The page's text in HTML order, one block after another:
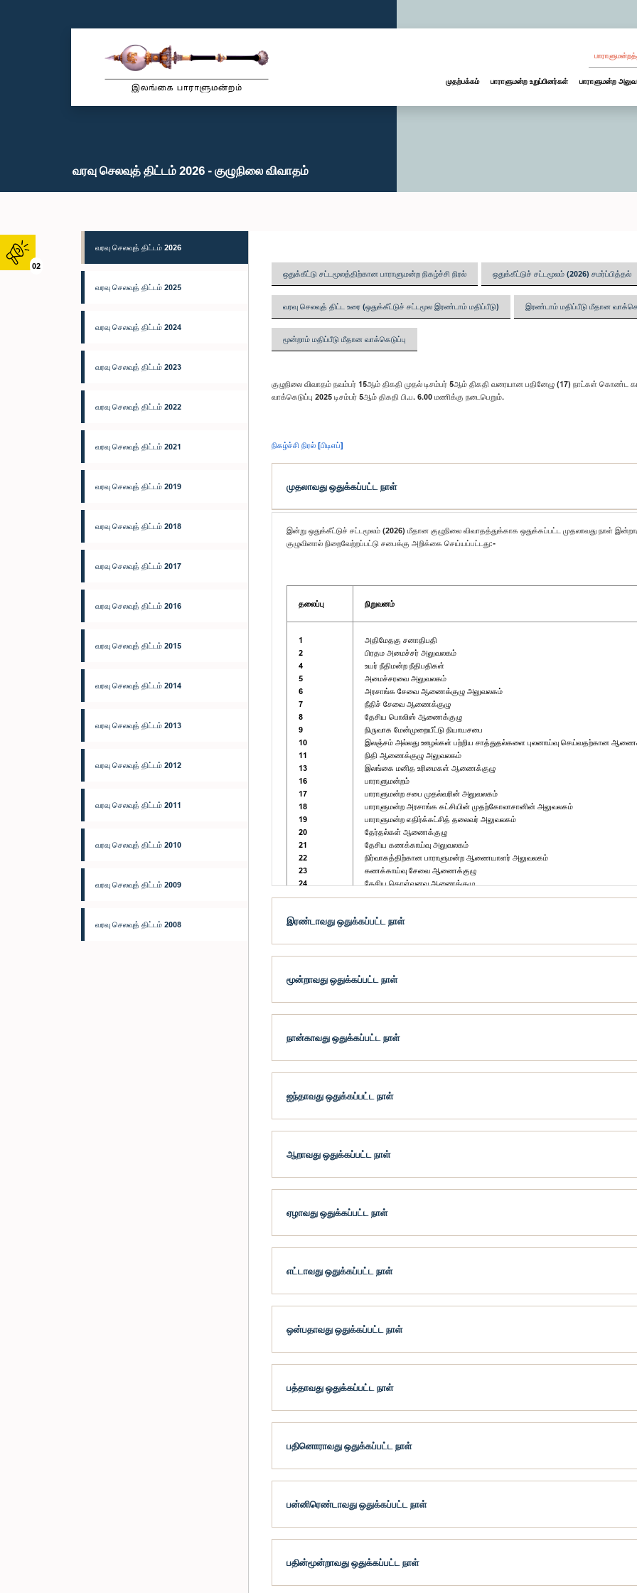
02
முதற்பக்கம் பாராளுமன்ற உறுப்பினர்கள் பாராளுமன்ற
வரவு செலவுத் திட்டம் 2026 - குழுநிலை விவாதம்
வரவு செலவுத் திட்டம் 2026
வரவு செலவுத் திட்டம் 2025
வரவு செலவுத் திட்டம் 2024
வரவு செலவுத் திட்டம் 2023
வரவு செலவுத் திட்டம் 2022
வரவு செலவுத் திட்டம் 2021
வரவு செலவுத் திட்டம் 2019
வரவு செலவுத் திட்டம் 2018
வரவு செலவுத் திட்டம் 2017
வரவு செலவுத் திட்டம் 2016
வரவு செலவுத் திட்டம் 2015
வரவு செலவுத் திட்டம் 2014
வரவு செலவுத் திட்டம் 2013
வரவு செலவுத் திட்டம் 2012
வரவு செலவுத் திட்டம் 2011
வரவு செலவுத் திட்டம் 2010
வரவு செலவுத் திட்டம் 2009
வரவு செலவுத் திட்டம் 2008
ஒதுக்கீட்டு சட்டமூலத்திற்கான பாராளுமன்ற நிகழ்ச்சி நிரல் ஒதுக்கீட்டுச் சட்டமூலம் (2026) சமர்ப்பித்தல்
வரவு செலவுத் திட்ட உரை (ஒதுக்கீட்டுச் சட்டமூல இரண்டாம் மதிப்பீடு) இரண்டாம் மதிப்பீடு மீதான
மூன்றாம் மதிப்பீடு மீதான வாக்கெடுப்பு
குழுநிலை விவாதம் நவம்பர் 15ஆம் திகதி முதல் டிசம்பர் 5ஆம் திகதி வரையான பதினேழு (17) நாட்கள் கொண்ட
வாக்கெடுப்பு 2025 டிசம்பர் 5ஆம் திகதி பி.ப. 6.00 மணிக்கு நடைபெறும்.
நிகழ்ச்சி நிரல் [பிடிஎப்]
முதலாவது ஒதுக்கப்பட்ட நாள்
இன்று ஒதுக்கீட்டுச் சட்டமூலம் (2026) மீதான குழுநிலை விவாதத்துக்காக ஒதுக்கப்பட்ட முதலாவது நாள்
குழுவினால் நிறைவேற்றப்பட்டு சபைக்கு அறிக்கை செய்யப்பட்டது:-
தலைப்பு நிறுவனம்
1
2
4
5
6
7
8
9
10
11
13
16
17
18
19
20
21
22
23
24
25
அதிமேதகு சனாதிபதி
பிரதம அமைச்சர் அலுவலகம்
உயர் நீதிமன்ற நீதிபதிகள்
அமைச்சரவை அலுவலகம்
அரசாங்க சேவை ஆணைக்குழு அலுவலகம்
நீதிச் சேவை ஆணைக்குழு
தேசிய பொலிஸ் ஆணைக்குழு
நிருவாக மேன்முறையீட்டு நியாயசபை
இலஞ்சம் அல்லது ஊழல்கள் பற்றிய சாத்துதல்களை புலனாய்வு செய்வதற்கான
நிதி ஆணைக்குழு அலுவலகம்
இலங்கை மனித உரிமைகள் ஆணைக்குழு
பாராளுமன்றம்
பாராளுமன்ற சபை முதல்வரின் அலுவலகம்
பாராளுமன்ற அரசாங்க கட்சியின் முதற்கோலாசானின் அலுவலகம்
பாராளுமன்ற எதிர்க்கட்சித் தலைவர் அலுவலகம்
தேர்தல்கள் ஆணைக்குழு
தேசிய கணக்காய்வு அலுவலகம்
நிர்வாகத்திற்கான பாராளுமன்ற ஆணையாளர் அலுவலகம்
கணக்காய்வு சேவை ஆணைக்குழு
தேசிய கொள்வனவு ஆணைக்குழு
எல்லை நிர்ணய ஆணைக்குழு
இரண்டாவது ஒதுக்கப்பட்ட நாள்
மூன்றாவது ஒதுக்கப்பட்ட நாள்
நான்காவது ஒதுக்கப்பட்ட நாள்
ஐந்தாவது ஒதுக்கப்பட்ட நாள்
ஆறாவது ஒதுக்கப்பட்ட நாள்
ஏழாவது ஒதுக்கப்பட்ட நாள்
எட்டாவது ஒதுக்கப்பட்ட நாள்
ஒன்பதாவது ஒதுக்கப்பட்ட நாள்
பத்தாவது ஒதுக்கப்பட்ட நாள்
பதினொராவது ஒதுக்கப்பட்ட நாள்
பன்னிரெண்டாவது ஒதுக்கப்பட்ட நாள்
பதின்மூன்றாவது ஒதுக்கப்பட்ட நாள்